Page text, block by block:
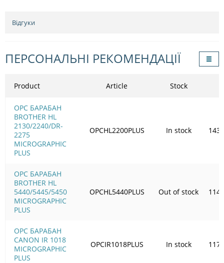
Відгуки
ПЕРСОНАЛЬНІ РЕКОМЕНДАЦІЇ
Product
OPC БАРАБАН
BROTHER HL
2130/2240/DR-
2275
MICROGRAPHIC
PLUS
OPC БАРАБАН
BROTHER HL
5440/5445/5450
MICROGRAPHIC
PLUS
OPC БАРАБАН
CANON IR 1018
MICROGRAPHIC
PLUS
Article Stock
OPCHL2200PLUS In stock
OPCHL5440PLUS Out of stock
OPCIR1018PLUS In stock